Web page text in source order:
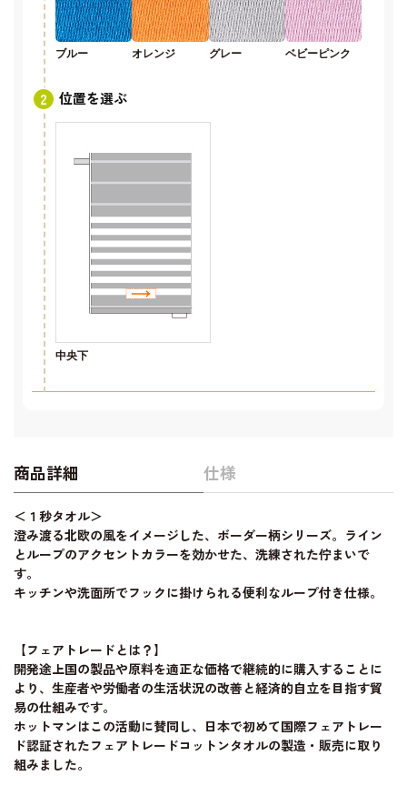
ブルー オレンジ グレー ベビーピンク
位置を選ぶ
中央下
商品詳細 仕様
＜１秒タオル＞
澄み渡る北欧の風をイメージした、ボーダー柄シリーズ。ライン
とループのアクセントカラーを効かせた、洗練された佇まいで
す。
キッチンや洗面所でフックに掛けられる便利なループ付き仕様。
【フェアトレードとは？】
開発途上国の製品や原料を適正な価格で継続的に購入することに
より、生産者や労働者の生活状況の改善と経済的自立を目指す貿
易の仕組みです。
ホットマンはこの活動に賛同し、日本で初めて国際フェアトレー
ド認証されたフェアトレードコットンタオルの製造・販売に取り
組みました。